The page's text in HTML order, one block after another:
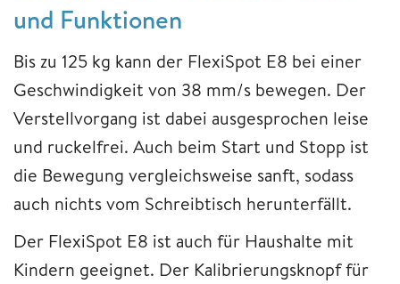
und Funktionen
Bis zu 125 kg kann der FlexiSpot E8 bei einer
Geschwindigkeit von 38 mm/s bewegen. Der
Verstellvorgang ist dabei ausgesprochen leise
und ruckelfrei. Auch beim Start und Stopp ist
die Bewegung vergleichsweise sanft, sodass
auch nichts vom Schreibtisch herunterfällt.
Der FlexiSpot E8 ist auch für Haushalte mit
Kindern geeignet. Der Kalibrierungsknopf für